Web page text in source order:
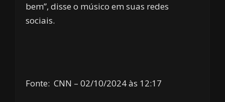
bem”, disse o músico em suas redes
sociais.
Fonte: CNN – 02/10/2024 às 12:17